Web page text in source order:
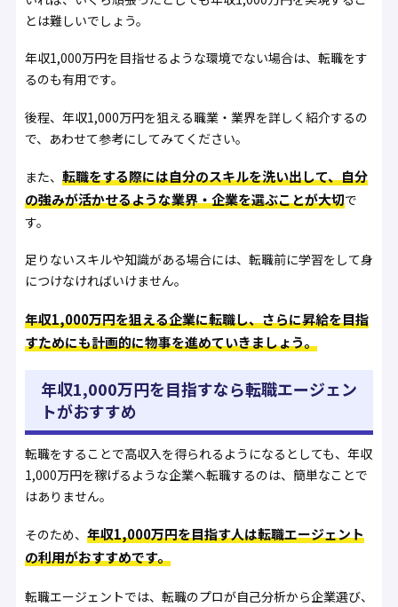
とは難しいでしょう。
年収1,000万円を目指せるような環境でない場合は、転職をす
るのも有用です。
後程、年収1,000万円を狙える職業・業界を詳しく紹介するの
で、あわせて参考にしてみてください。
また、 転職をする際には自分のスキルを洗い出して、自分
の強みが活かせるような業界・企業を選ぶことが大切で
す。
足りないスキルや知識がある場合には、転職前に学習をして身
につけなければいけません。
年収1,000万円を狙える企業に転職し、さらに昇給を目指
すためにも計画的に物事を進めていきましょう。
年収1,000万円を目指すなら転職エージェン
トがおすすめ
転職をすることで高収入を得られるようになるとしても、年収
1,000万円を稼げるような企業へ転職するのは、簡単なことで
はありません。
そのため、 年収1,000万円を目指す人は転職エージェント
の利用がおすすめです。
転職エージェントでは、転職のプロが自己分析から企業選び、